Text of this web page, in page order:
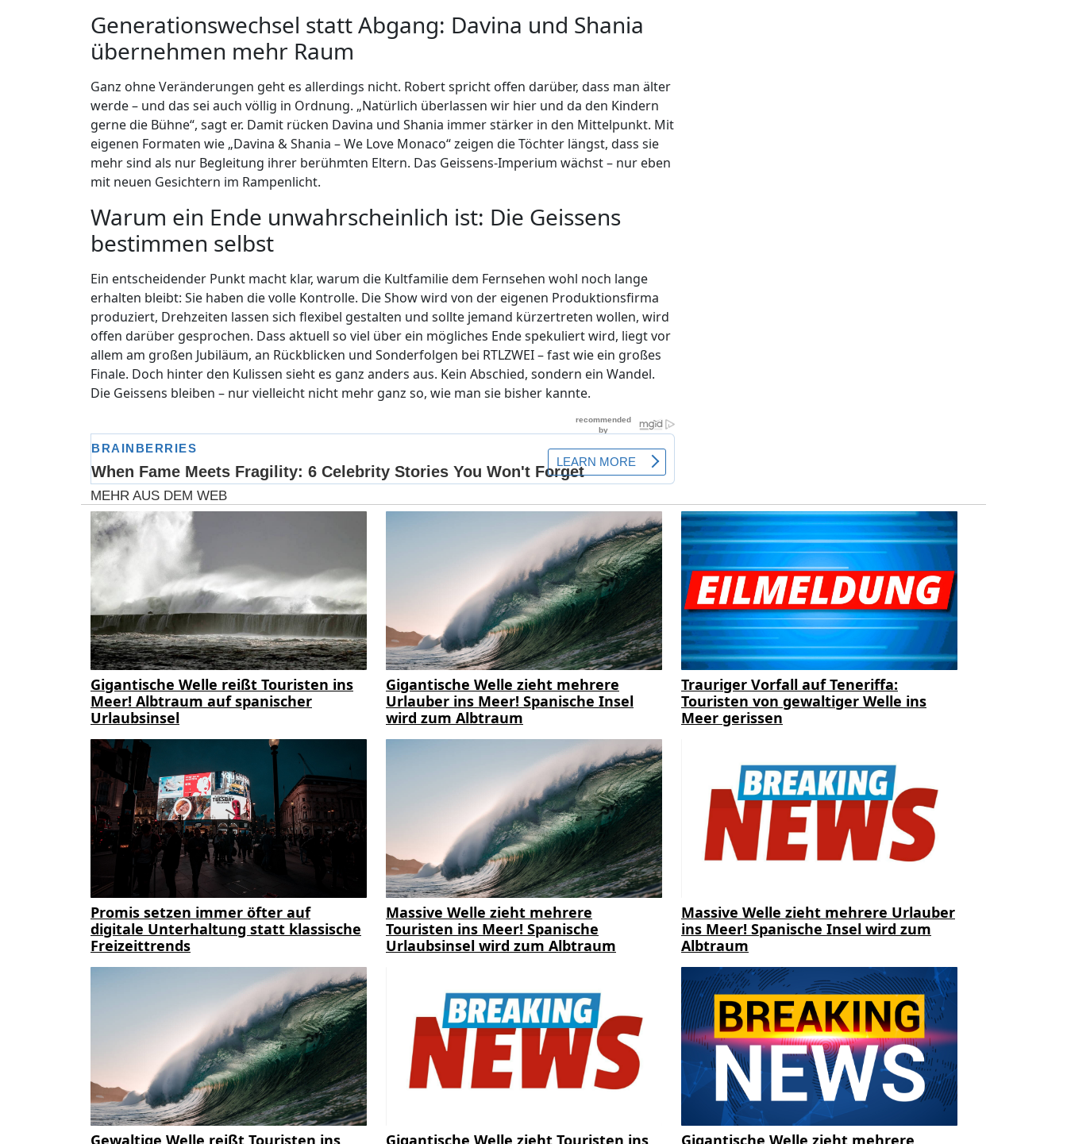
Generationswechsel statt Abgang: Davina und Shania
übernehmen mehr Raum
Ganz ohne Veränderungen geht es allerdings nicht. Robert spricht offen darüber, dass man älter
werde – und das sei auch völlig in Ordnung. „Natürlich überlassen wir hier und da den Kindern
gerne die Bühne“, sagt er. Damit rücken Davina und Shania immer stärker in den Mittelpunkt. Mit
eigenen Formaten wie „Davina & Shania – We Love Monaco“ zeigen die Töchter längst, dass sie
mehr sind als nur Begleitung ihrer berühmten Eltern. Das Geissens-Imperium wächst – nur eben
mit neuen Gesichtern im Rampenlicht.
Warum ein Ende unwahrscheinlich ist: Die Geissens
bestimmen selbst
Ein entscheidender Punkt macht klar, warum die Kultfamilie dem Fernsehen wohl noch lange
erhalten bleibt: Sie haben die volle Kontrolle. Die Show wird von der eigenen Produktionsfirma
produziert, Drehzeiten lassen sich flexibel gestalten und sollte jemand kürzertreten wollen, wird
offen darüber gesprochen. Dass aktuell so viel über ein mögliches Ende spekuliert wird, liegt vor
allem am großen Jubiläum, an Rückblicken und Sonderfolgen bei RTLZWEI – fast wie ein großes
Finale. Doch hinter den Kulissen sieht es ganz anders aus. Kein Abschied, sondern ein Wandel.
Die Geissens bleiben – nur vielleicht nicht mehr ganz so, wie man sie bisher kannte.
MEHR AUS DEM WEB
Gigantische Welle reißt Touristen ins
Meer! Albtraum auf spanischer
Urlaubsinsel
Gigantische Welle zieht mehrere
Urlauber ins Meer! Spanische Insel
wird zum Albtraum
Trauriger Vorfall auf Teneriffa:
Touristen von gewaltiger Welle ins
Meer gerissen
Promis setzen immer öfter auf
digitale Unterhaltung statt klassische
Freizeittrends
Massive Welle zieht mehrere
Touristen ins Meer! Spanische
Urlaubsinsel wird zum Albtraum
Massive Welle zieht mehrere Urlauber
ins Meer! Spanische Insel wird zum
Albtraum